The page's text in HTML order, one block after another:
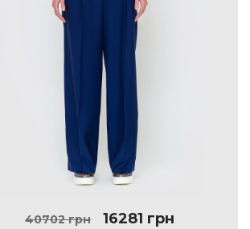
40702 грн 16281 грн